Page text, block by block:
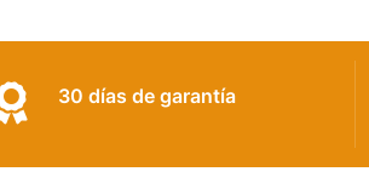
30 días de garantía